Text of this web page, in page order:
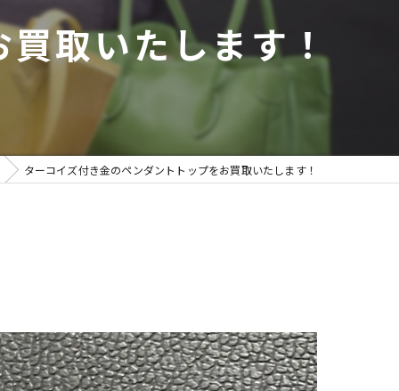
・遺品整理
取いたします！
ターコイズ付き金のペンダントトップをお買取いたします！